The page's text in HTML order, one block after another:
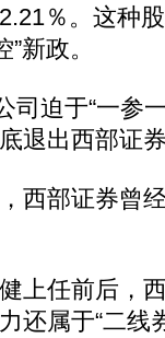
％。这种
新政。
迫于“一参
退出西部证
部证券曾
任前后，
还属于“二线